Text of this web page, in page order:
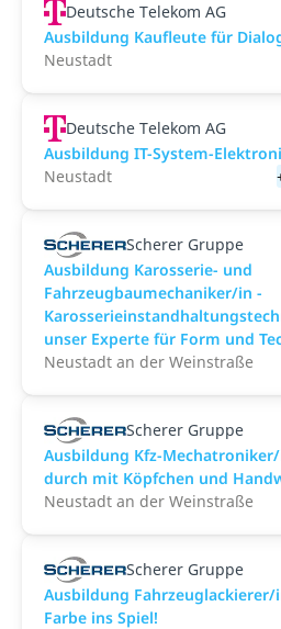
Deutsche Telekom AG
Ausbildung Kaufleute für
Neustadt
Deutsche Telekom AG
Ausbildung IT-System-
Neustadt
Scherer Gruppe
Ausbildung Karosserie- und
Fahrzeugbaumechaniker/in -
unser Experte für Form und
Neustadt an der Weinstraße
Scherer Gruppe
Ausbildung Kfz-
durch mit Köpfchen und
Neustadt an der Weinstraße
Scherer Gruppe
Ausbildung
Farbe ins Spiel!